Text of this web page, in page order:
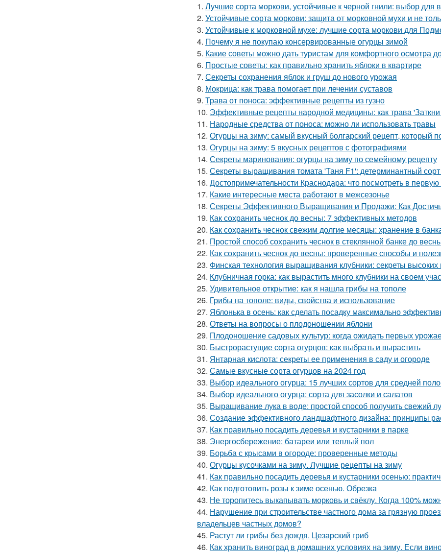
1. Лучшие сорта моркови, устойчивые к черной гнили: выбор для
2. Устойчивые сорта моркови: защита от морковной мухи и не
3. Устойчивые к морковной мухе: лучшие сорта моркови для
4. Почему я не покупаю консервированные огурцы зимой
5. Какие советы можно дать туристам для комфортного осмотра
6. Простые советы: как правильно хранить яблоки в квартире
7. Секреты сохранения яблок и груш до нового урожая
8. Мокрица: как трава помогает при лечении суставов
9. Трава от поноса: эффективные рецепты из гузно
10. Эффективные рецепты народной медицины: как трава 'Заткни
11. Народные средства от поноса: можно ли использовать травы
12. Огурцы на зиму: самый вкусный болгарский рецепт, который
13. Огурцы на зиму: 5 вкусных рецептов с фотографиями
14. Секреты маринования: огурцы на зиму по семейному рецепту
15. Секреты выращивания томата 'Таня F1': детерминантный
16. Достопримечательности Краснодара: что посмотреть в
17. Какие интересные места работают в межсезонье
18. Секреты Эффективного Выращивания и Продажи: Как
19. Как сохранить чеснок до весны: 7 эффективных методов
20. Как сохранить чеснок свежим долгие месяцы: хранение в
21. Простой способ сохранить чеснок в стеклянной банке до
22. Как сохранить чеснок до весны: проверенные способы и
23. Финская технология выращивания клубники: секреты высоких
24. Клубничная горка: как вырастить много клубники на своем
25. Удивительное открытие: как я нашла грибы на тополе
26. Грибы на тополе: виды, свойства и использование
27. Яблонька в осень: как сделать посадку максимально
28. Ответы на вопросы о плодоношении яблони
29. Плодоношение садовых культур: когда ожидать первых
30. Быстрорастущие сорта огурцов: как выбрать и вырастить
31. Янтарная кислота: секреты ее применения в саду и огороде
32. Самые вкусные сорта огурцов на 2024 год
33. Выбор идеального огурца: 15 лучших сортов для средней
34. Выбор идеального огурца: сорта для засолки и салатов
35. Выращивание лука в воде: простой способ получить свежий
36. Создание эффективного ландшафтного дизайна: принципы
37. Как правильно посадить деревья и кустарники в парке
38. Энергосбережение: батареи или теплый пол
39. Борьба с крысами в огороде: проверенные методы
40. Огурцы кусочками на зиму. Лучшие рецепты на зиму
41. Как правильно посадить деревья и кустарники осенью:
42. Как подготовить розы к зиме осенью. Обрезка
43. Не торопитесь выкапывать морковь и свёклу. Когда 100%
44. Нарушение при строительстве частного дома за грязную
владельцев частных домов?
45. Растут ли грибы без дождя. Цезарский гриб
46. Как хранить виноград в домашних условиях на зиму. Если